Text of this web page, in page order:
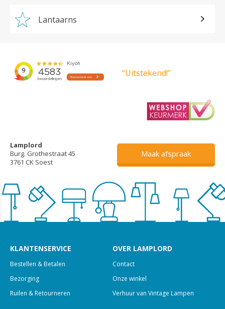
Lantaarns
“Uitstekend!”
Lamplord
Burg. Grothestraat 45
3761 CK Soest
Maak afspraak
KLANTENSERVICE
Bestellen & Betalen
Bezorging
Ruilen & Retourneren
OVER LAMPLORD
Contact
Onze winkel
Verhuur van Vintage Lampen